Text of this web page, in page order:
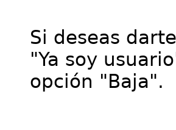
Si deseas
"Ya soy
opción "Baja".